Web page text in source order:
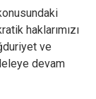
haklarımızı
ve
devam